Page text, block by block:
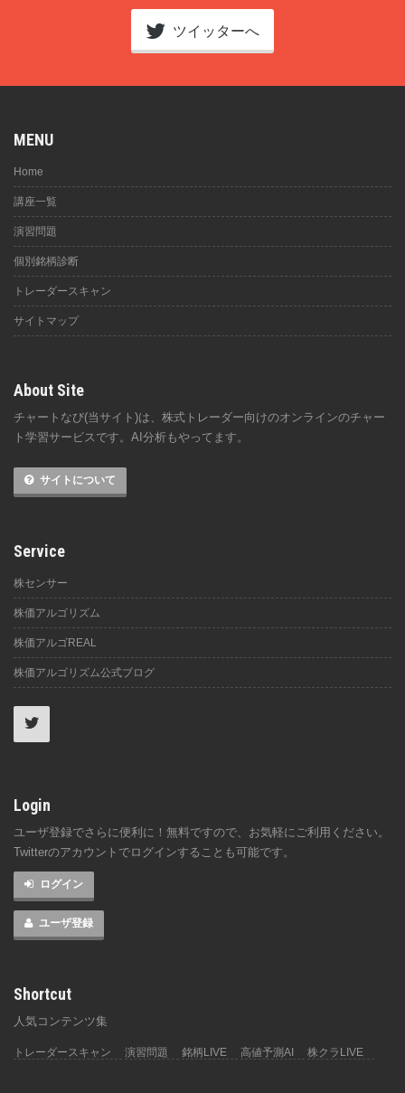
ツイッターへ
MENU
Home
講座一覧
演習問題
個別銘柄診断
トレーダースキャン
サイトマップ
About Site
チャートなび(当サイト)は、株式トレーダー向けのオンラインのチャー
ト学習サービスです。AI分析もやってます。
サイトについて
Service
株センサー
株価アルゴリズム
株価アルゴREAL
株価アルゴリズム公式ブログ
Login
ユーザ登録でさらに便利に！無料ですので、お気軽にご利用ください。
Twitterのアカウントでログインすることも可能です。
ログイン
ユーザ登録
Shortcut
人気コンテンツ集
トレーダースキャン 演習問題 銘柄LIVE 高値予測AI 株クラLIVE